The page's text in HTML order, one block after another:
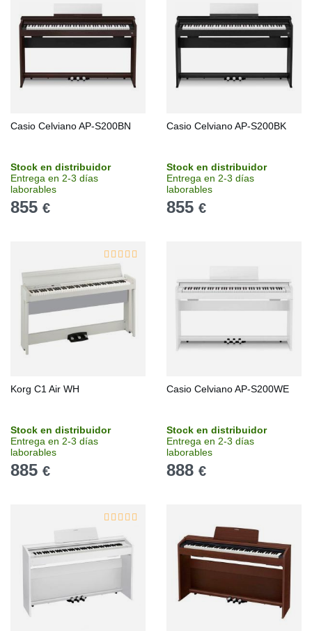
Casio Celviano AP-S200BN
Stock en distribuidor
Entrega en 2-3 días
laborables
855 €
Casio Celviano AP-S200BK
Stock en distribuidor
Entrega en 2-3 días
laborables
855 €
Korg C1 Air WH
Stock en distribuidor
Entrega en 2-3 días
laborables
885 €
Casio Celviano AP-S200WE
Stock en distribuidor
Entrega en 2-3 días
laborables
888 €